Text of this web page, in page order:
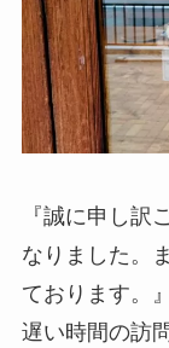
『誠に申し訳
なりました。
ております。
遅い時間の訪